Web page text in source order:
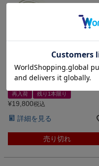
いかけ眼鏡 第4弾
ペーパーグラスmini4 オーバル
（ライトグリーン）
再入荷 残り1本限り
¥19,800税込
詳細を見る
売り切れ